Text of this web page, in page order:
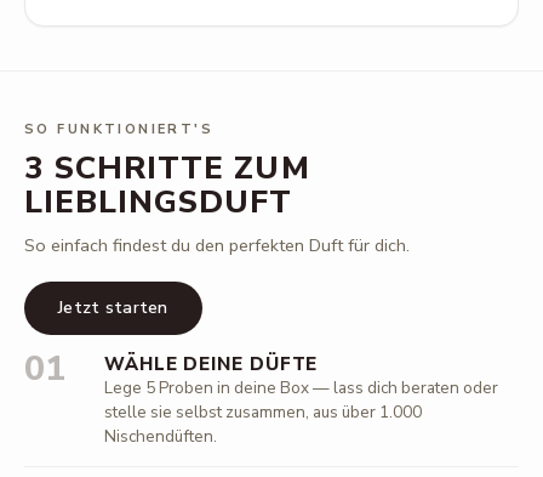
SO FUNKTIONIERT'S
3 SCHRITTE ZUM
LIEBLINGSDUFT
So einfach findest du den perfekten Duft für dich.
Jetzt starten
01 WÄHLE DEINE DÜFTE
Lege 5 Proben in deine Box — lass dich beraten oder
stelle sie selbst zusammen, aus über 1.000
Nischendüften.